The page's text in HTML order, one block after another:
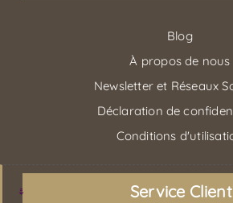
Blog
À propos de nous
Newsletter et Réseaux
Déclaration de
Conditions
Service Client